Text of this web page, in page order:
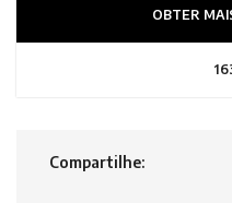
OBTER
Compartilhe: